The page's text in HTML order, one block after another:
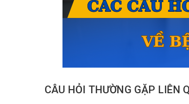
CÂU HỎI THƯỜNG GẶP LIÊN